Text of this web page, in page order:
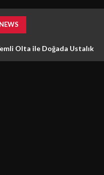
Olta ile Doğada Ustalık